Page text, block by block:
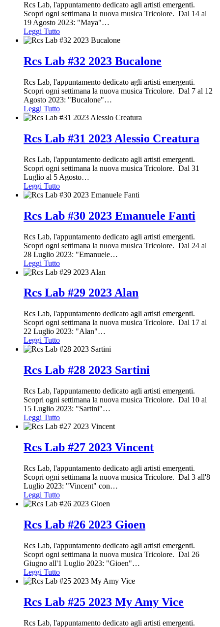
Rcs Lab, l'appuntamento dedicato agli artisti emergenti.
Scopri ogni settimana la nuova musica Tricolore. Dal 14 al
19 Agosto 2023: "Maya"…
Leggi Tutto
Rcs Lab #32 2023 Bucalone
Rcs Lab, l'appuntamento dedicato agli artisti emergenti.
Scopri ogni settimana la nuova musica Tricolore. Dal 7 al 12
Agosto 2023: "Bucalone"…
Leggi Tutto
Rcs Lab #31 2023 Alessio Creatura
Rcs Lab, l'appuntamento dedicato agli artisti emergenti.
Scopri ogni settimana la nuova musica Tricolore. Dal 31
Luglio al 5 Agosto…
Leggi Tutto
Rcs Lab #30 2023 Emanuele Fanti
Rcs Lab, l'appuntamento dedicato agli artisti emergenti.
Scopri ogni settimana la nuova musica Tricolore. Dal 24 al
28 Luglio 2023: "Emanuele…
Leggi Tutto
Rcs Lab #29 2023 Alan
Rcs Lab, l'appuntamento dedicato agli artisti emergenti.
Scopri ogni settimana la nuova musica Tricolore. Dal 17 al
22 Luglio 2023: "Alan"…
Leggi Tutto
Rcs Lab #28 2023 Sartini
Rcs Lab, l'appuntamento dedicato agli artisti emergenti.
Scopri ogni settimana la nuova musica Tricolore. Dal 10 al
15 Luglio 2023: "Sartini"…
Leggi Tutto
Rcs Lab #27 2023 Vincent
Rcs Lab, l'appuntamento dedicato agli artisti emergenti.
Scopri ogni settimana la nuova musica Tricolore. Dal 3 all'8
Luglio 2023: "Vincent" con…
Leggi Tutto
Rcs Lab #26 2023 Gioen
Rcs Lab, l'appuntamento dedicato agli artisti emergenti.
Scopri ogni settimana la nuova musica Tricolore. Dal 26
Giugno all'1 Luglio 2023: "Gioen"…
Leggi Tutto
Rcs Lab #25 2023 My Amy Vice
Rcs Lab, l'appuntamento dedicato agli artisti emergenti.